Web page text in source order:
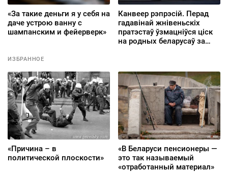
«За такие деньги я у себя на
даче устрою ванну с
шампанским и фейерверк»
Канвеер рэпрэсій. Перад
гадавінай жнівеньскіх
пратэстаў ўзмацніўся ціск
на родных беларусаў за
ИЗБРАННОЕ
«Причина – в
политической плоскости»
«В Беларуси пенсионеры —
это так называемый
«отработанный материал»